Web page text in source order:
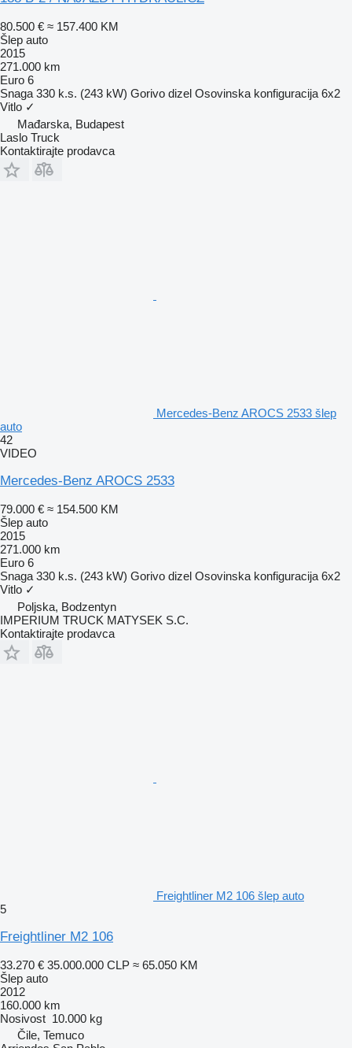
80.500 € ≈ 157.400 KM
Šlep auto
2015
271.000 km
Euro 6
Snaga 330 k.s. (243 kW) Gorivo dizel Osovinska konfiguracija 6x2
Vitlo ✓
Mađarska, Budapest
Laslo Truck
Kontaktirajte prodavca
Mercedes-Benz AROCS 2533 šlep
auto
42
VIDEO
Mercedes-Benz AROCS 2533
79.000 € ≈ 154.500 KM
Šlep auto
2015
271.000 km
Euro 6
Snaga 330 k.s. (243 kW) Gorivo dizel Osovinska konfiguracija 6x2
Vitlo ✓
Poljska, Bodzentyn
IMPERIUM TRUCK MATYSEK S.C.
Kontaktirajte prodavca
Freightliner M2 106 šlep auto
5
Freightliner M2 106
33.270 € 35.000.000 CLP ≈ 65.050 KM
Šlep auto
2012
160.000 km
Nosivost 10.000 kg
Čile, Temuco